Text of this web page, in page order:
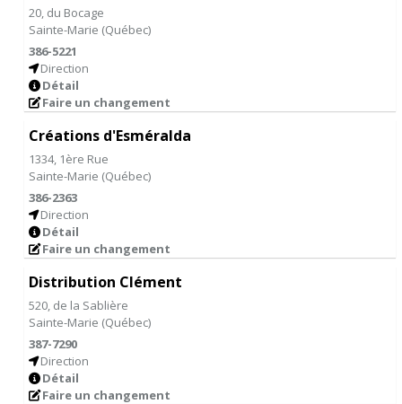
20, du Bocage
Sainte-Marie (Québec)
386-5221
Direction
Détail
Faire un changement
Créations d'Esméralda
1334, 1ère Rue
Sainte-Marie (Québec)
386-2363
Direction
Détail
Faire un changement
Distribution Clément
520, de la Sablière
Sainte-Marie (Québec)
387-7290
Direction
Détail
Faire un changement